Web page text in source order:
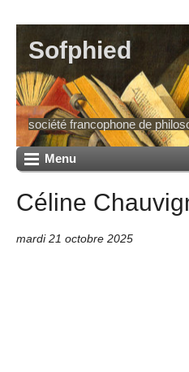
Sofphied
société francophone de
Menu
Céline
mardi 21 octobre 2025